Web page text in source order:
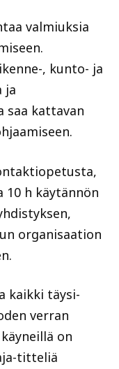
valmiuksia
, kunto- ja
ja
saa kattavan
10 h käytännön
organisaation
kaikki täysi-
verran
on
titteliä